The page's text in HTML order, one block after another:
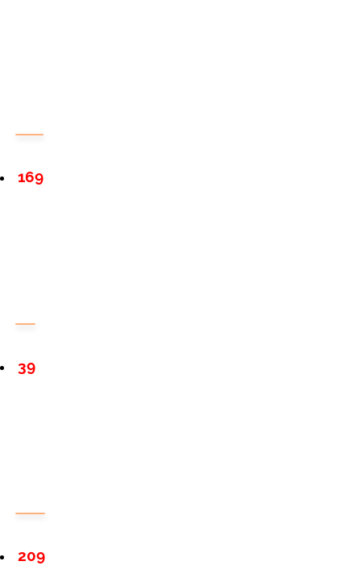
169
39
209